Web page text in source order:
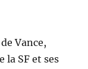
Vance,
la SF et ses